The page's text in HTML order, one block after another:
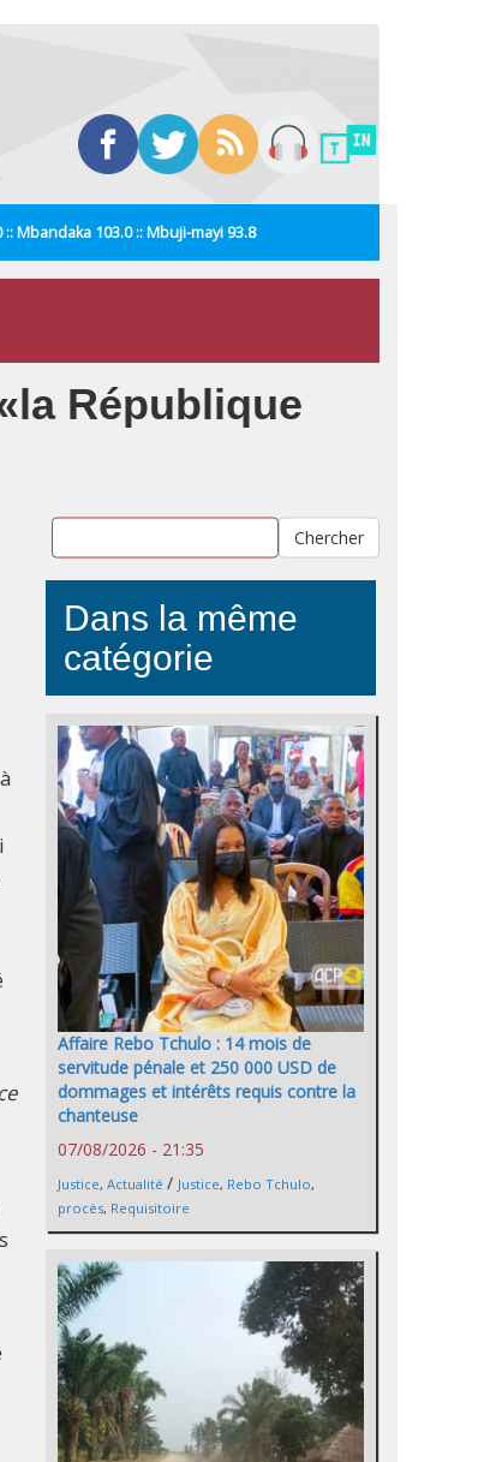
Mbandaka 103.0 :: Mbuji-mayi 93.8
République
Chercher
Dans la même
catégorie
Affaire Rebo Tchulo : 14 mois de
servitude pénale et 250 000 USD de
dommages et intérêts requis contre la
chanteuse
07/08/2026 - 21:35
Justice, Actualité / Justice, Rebo Tchulo,
procès, Requisitoire